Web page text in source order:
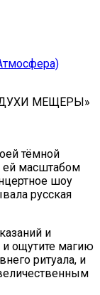
МЕЩЕРЫ»
тёмной
ей масштабом
шоу
русская
и
ощутите магию
ритуала, и